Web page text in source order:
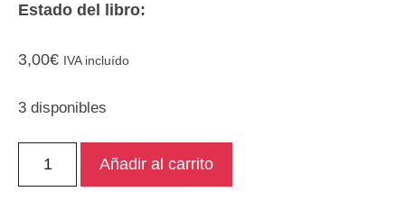
Estado del libro:
3,00€ IVA incluído
3 disponibles
Añadir al carrito